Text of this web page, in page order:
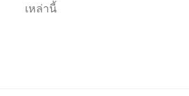
เหล่านี้